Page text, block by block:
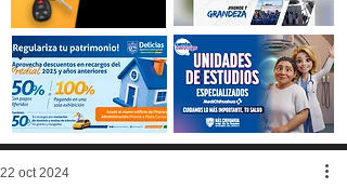
22 oct 2024